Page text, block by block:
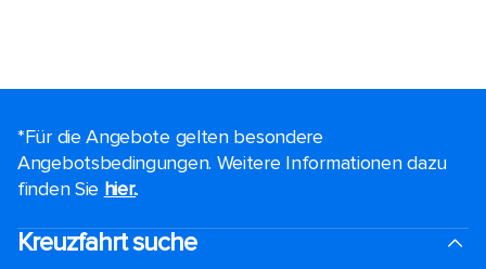
*Für die Angebote gelten besondere
Angebotsbedingungen. Weitere Informationen dazu
finden Sie hier..
Kreuzfahrt suche